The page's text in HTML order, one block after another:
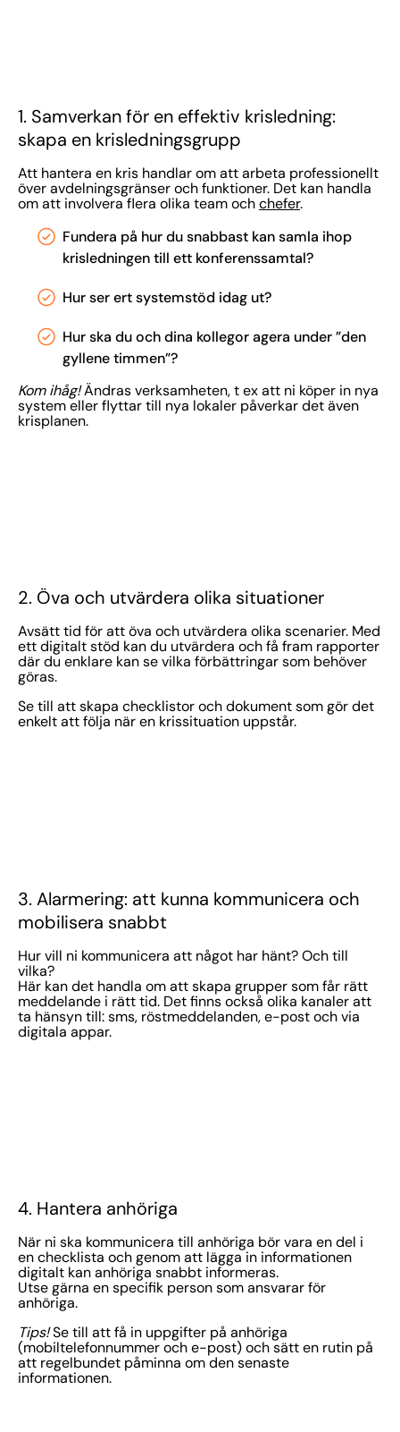
1. Samverkan för en effektiv krisledning:
skapa en krisledningsgrupp
Att hantera en kris handlar om att arbeta professionellt
över avdelningsgränser och funktioner. Det kan handla
om att involvera flera olika team och chefer.
Fundera på hur du snabbast kan samla ihop
krisledningen till ett konferenssamtal?
Hur ser ert systemstöd idag ut?
Hur ska du och dina kollegor agera under ”den
gyllene timmen”?
Kom ihåg!Ändras verksamheten, t ex att ni köper in nya
system eller flyttar till nya lokaler påverkar det även
krisplanen.
2. Öva och utvärdera olika situationer
Avsätt tid för att öva och utvärdera olika scenarier. Med
ett digitalt stöd kan du utvärdera och få fram rapporter
där du enklare kan se vilka förbättringar som behöver
göras.
Se till att skapa checklistor och dokument som gör det
enkelt att följa när en krissituation uppstår.
3. Alarmering: att kunna kommunicera och
mobilisera snabbt
Hur vill ni kommunicera att något har hänt? Och till
vilka?
Här kan det handla om att skapa grupper som får rätt
meddelande i rätt tid. Det finns också olika kanaler att
ta hänsyn till: sms, röstmeddelanden, e-post och via
digitala appar.
4. Hantera anhöriga
När ni ska kommunicera till anhöriga bör vara en del i
en checklista och genom att lägga in informationen
digitalt kan anhöriga snabbt informeras.
Utse gärna en specifik person som ansvarar för
anhöriga.
Tips!Se till att få in uppgifter på anhöriga
(mobiltelefonnummer och e-post) och sätt en rutin på
att regelbundet påminna om den senaste
informationen.